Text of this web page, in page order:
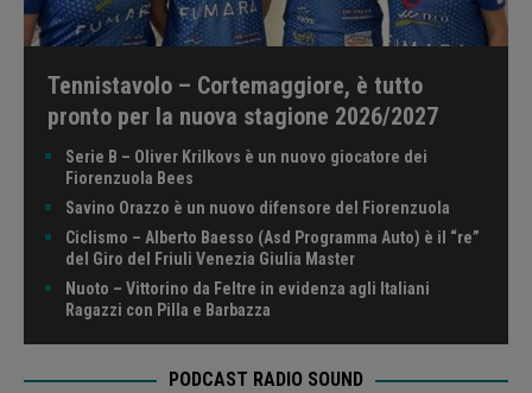
Tennistavolo – Cortemaggiore, è tutto
pronto per la nuova stagione 2026/2027
Serie B – Oliver Krilkovs è un nuovo giocatore dei
Fiorenzuola Bees
Savino Orazzo è un nuovo difensore del Fiorenzuola
Ciclismo – Alberto Baesso (Asd Programma Auto) è il “re”
del Giro del Friuli Venezia Giulia Master
Nuoto – Vittorino da Feltre in evidenza agli Italiani
Ragazzi con Pilla e Barbazza
PODCAST RADIO SOUND